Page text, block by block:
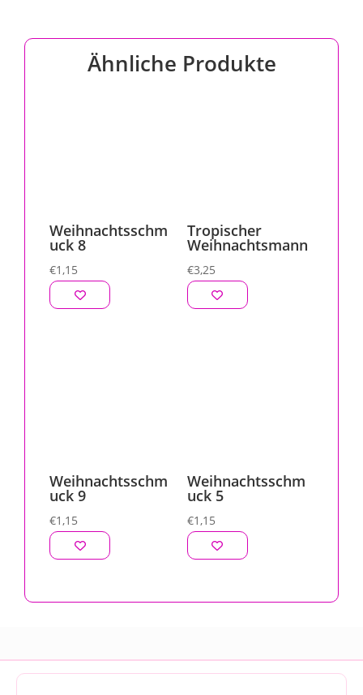
Ähnliche Produkte
Weihnachtsschm
uck 8
€1,15
Tropischer
Weihnachtsmann
€3,25
Weihnachtsschm
uck 9
€1,15
Weihnachtsschm
uck 5
€1,15